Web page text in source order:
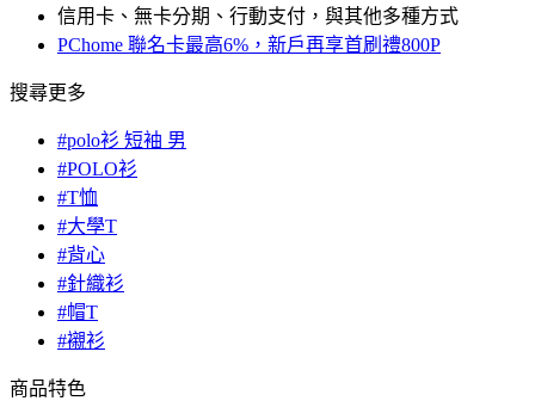
信用卡、無卡分期、行動支付，與其他多種方式
PChome 聯名卡最高6%，新戶再享首刷禮800P
搜尋更多
#polo衫 短袖 男
#POLO衫
#T恤
#大學T
#背心
#針織衫
#帽T
#襯衫
商品特色